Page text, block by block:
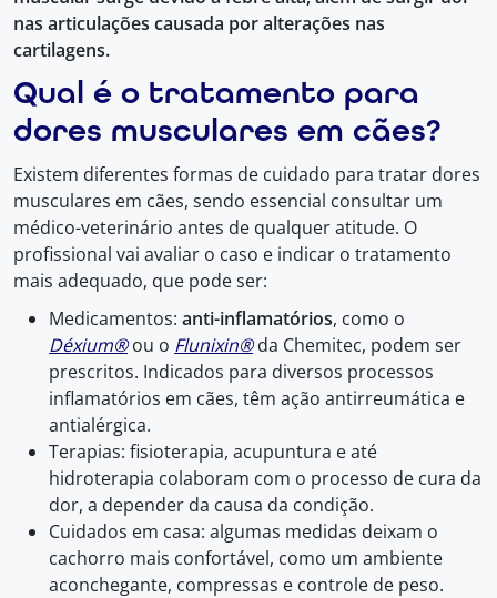
nas articulações causada por alterações nas
cartilagens.
Qual é o tratamento para
dores musculares em cães?
Existem diferentes formas de cuidado para tratar dores
musculares em cães, sendo essencial consultar um
médico-veterinário antes de qualquer atitude. O
profissional vai avaliar o caso e indicar o tratamento
mais adequado, que pode ser:
Medicamentos: anti-inflamatórios, como o
Déxium®ou o Flunixin®da Chemitec, podem ser
prescritos. Indicados para diversos processos
inflamatórios em cães, têm ação antirreumática e
antialérgica.
Terapias: fisioterapia, acupuntura e até
hidroterapia colaboram com o processo de cura da
dor, a depender da causa da condição.
Cuidados em casa: algumas medidas deixam o
cachorro mais confortável, como um ambiente
aconchegante, compressas e controle de peso.